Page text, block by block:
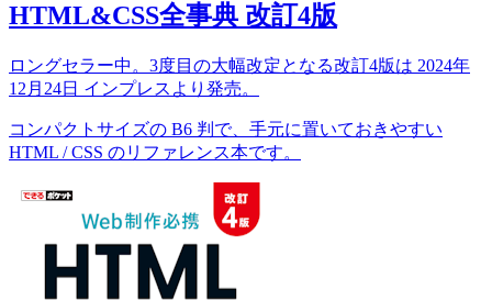
HTML&CSS全事典 改訂4版
ロングセラー中。3度目の大幅改定となる改訂4版は 2024年
12月24日 インプレスより発売。
コンパクトサイズの B6 判で、手元に置いておきやすい
HTML / CSS のリファレンス本です。